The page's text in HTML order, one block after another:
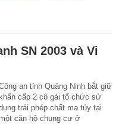
SN 2003 và Vi
an tỉnh Quảng Ninh bắt giữ
khẩn cấp 2 cô gái tổ chức sử
trái phép chất ma túy tại
một căn hộ chung cư ở